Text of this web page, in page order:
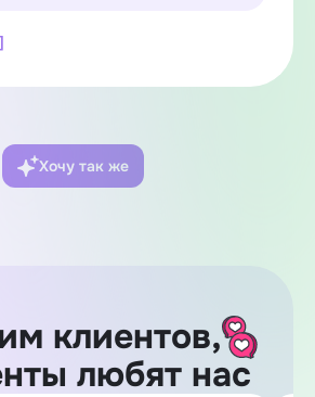
]
Хочу так же
клиентов,
любят нас